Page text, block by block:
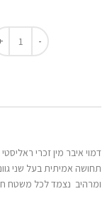
תחושה אמיתית בעל שני
ומרהיב נצמד לכל משטח